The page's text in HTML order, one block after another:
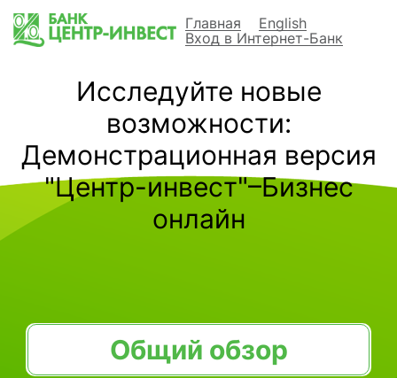
Главная
English
Вход в Интернет-Банк
Исследуйте новые
возможности:
Демонстрационная версия
"Центр-инвест"–Бизнес
онлайн
Общий обзор